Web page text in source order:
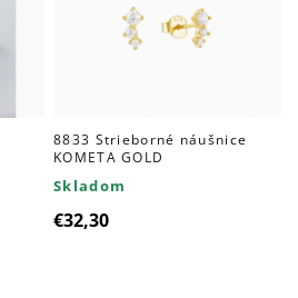
8833 Strieborné náušnice
KOMETA GOLD
Skladom
€32,30